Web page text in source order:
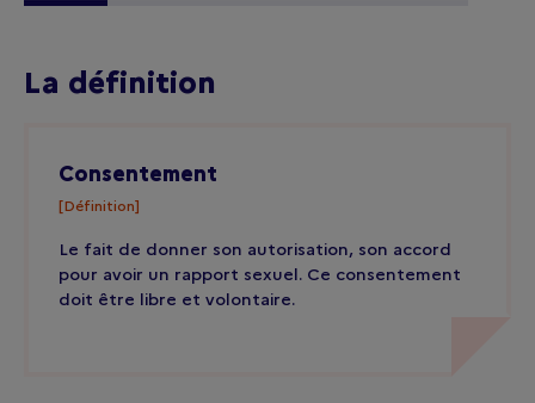
La définition
Consentement
[Définition]
Le fait de donner son autorisation, son accord
pour avoir un rapport sexuel. Ce consentement
doit être libre et volontaire.